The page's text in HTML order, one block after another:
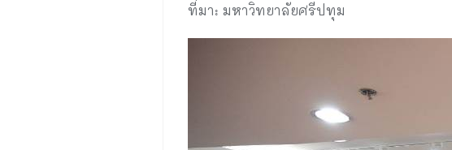
ที่มา: มหาวิทยาลัยศรีปทุม